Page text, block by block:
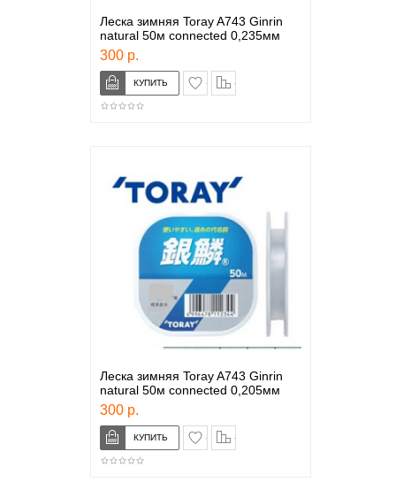
Леска зимняя Toray A743 Ginrin
natural 50м connected 0,235мм
300 р.
в закладки
Леска зимняя Toray A743 Ginrin
natural 50м connected 0,205мм
300 р.
в закладки